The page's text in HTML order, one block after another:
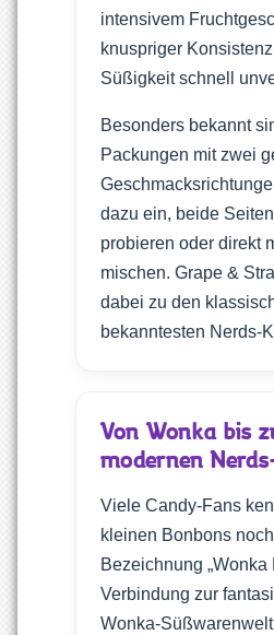
intensivem
knuspriger
Süßigkeit schnell
Besonders bekannt
Packungen mit zwei
dazu ein, beide
probieren oder direkt
mischen. Grape &
dabei zu den
bekanntesten Nerds-
Von Wonka bis
modernen
Viele Candy-Fans
kleinen Bonbons
Bezeichnung „Wonka
Verbindung zur
Wonka-